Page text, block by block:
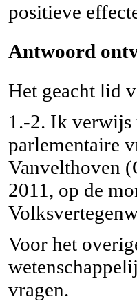
positieve
Antwoord
Het geacht lid
1.-2. Ik verwijs
parlementaire
Vanvelthoven
2011, op de
Voor het
vragen.